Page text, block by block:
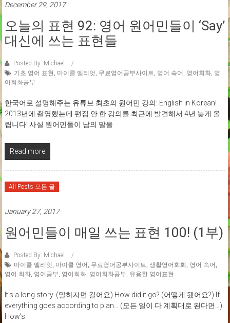
December 29, 2017
오늘의 표현 92: 영어 원어민들이 ‘say’
대신에 쓰는 표현들
Posted By: Michael
기초 영어 표현 , 마이클 엘리엇 , 무료영어공부사이트, 영어 속어 , 영어회화, 영
어회화공부
한국어로 설명해주는 유튜브 최초의 원어민 강의: English in Korean!
2013년에 촬영했는데 편집 안 한 강의를 최근에 발견해서 4년 늦게 올
립니다! 사실 원어민들이 남의 말을
Read more
All Posts 모든 글
January 27, 2017
원어민들이 매일 쓰는 표현 100! (1부)
Posted By: Michael
마이클 엘리엇 , 마이클 영어 , 무료영어공부사이트, 생활영어회화, 영어 속어 ,
영어 회화, 영어공부, 영어회화, 영어회화공부, 유용한 영어표현
It’s a long story. (말하자면 길어요) How did it go? (어떻게 됐어요?) If
everything goes according to plan… (모든 일이 다 계획대로 된다면…)
How’s